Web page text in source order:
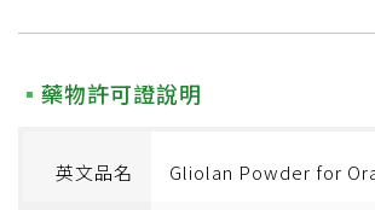
藥物許可證說明
英文品名 Gliolan Powder for